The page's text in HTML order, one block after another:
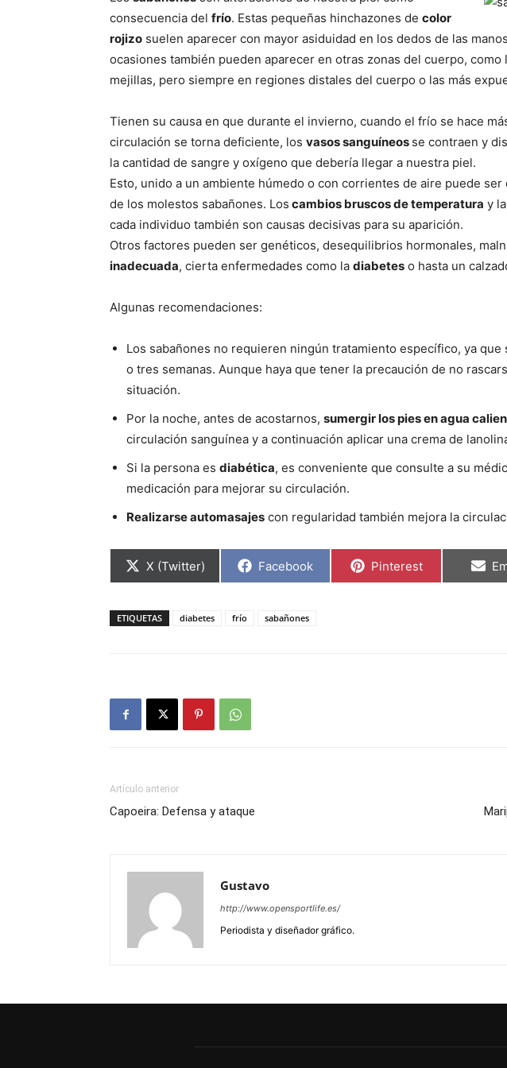
consecuencia del frío. Estas pequeñas hinchazones de color
rojizo suelen aparecer con mayor asiduidad en los dedos de las
ocasiones también pueden aparecer en otras zonas del cuerpo, como
mejillas, pero siempre en regiones distales del cuerpo o las más
Tienen su causa en que durante el invierno, cuando el frío se hace
circulación se torna deficiente, los vasos sanguíneos se contraen y
la cantidad de sangre y oxígeno que debería llegar a nuestra piel.
Esto, unido a un ambiente húmedo o con corrientes de aire puede ser
de los molestos sabañones. Los cambios bruscos de temperatura y
cada individuo también son causas decisivas para su aparición.
Otros factores pueden ser genéticos, desequilibrios hormonales,
inadecuada, cierta enfermedades como la diabetes o hasta un
Algunas recomendaciones:
Los sabañones no requieren ningún tratamiento específico, ya
o tres semanas. Aunque haya que tener la precaución de no
situación.
Por la noche, antes de acostarnos, sumergir los pies en agua
circulación sanguínea y a continuación aplicar una crema de
Si la persona es diabética, es conveniente que consulte a su
medicación para mejorar su circulación.
Realizarse automasajes con regularidad también mejora la
Compartir
X (Twitter) Compartir
Facebook Compartir
Pinterest
ETIQUETAS diabetes frío sabañones
Artículo anterior
Capoeira: Defensa y ataque
Gustavo
http://www.opensportlife.es/
Periodista y diseñador gráfico.